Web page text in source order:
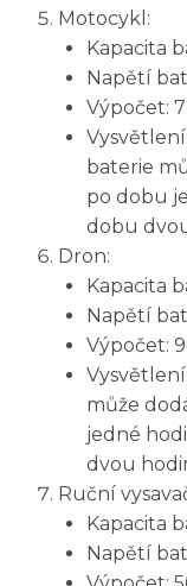
Motocykl:
Kapacita
Napětí
Výpočet:
baterie
po dobu
dobu
Dron:
Kapacita
Napětí
Výpočet:
může
jedné
dvou
Ruční
Kapacita
Napětí